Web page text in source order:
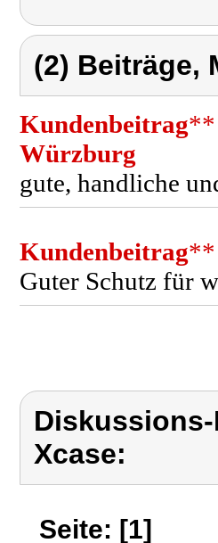
(2) Beiträge,
Kundenbeitrag**
Würzburg
gute, handliche
Kundenbeitrag**
Guter Schutz für
Xcase:
Seite: [1]